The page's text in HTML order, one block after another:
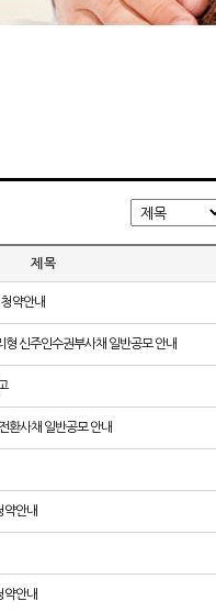
제 목
약안내
신주인수권부사채 일반공모 안내
환사채 일반공모 안내
약안내
약안내